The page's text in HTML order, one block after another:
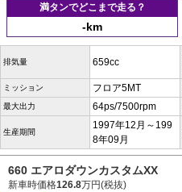
満タンでどこまで走る？
-km
排気量 659cc
ミッション フロア5MT
最大出力 64ps/7500rpm
生産期間
1997年12月～199
8年09月
660 エアロダウンカスタムXX
新車時価格126.8万円(税抜)